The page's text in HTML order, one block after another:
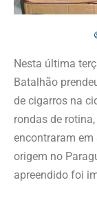
Nesta última
Batalhão
de cigarros na
rondas de
encontraram em
origem no
apreendido foi